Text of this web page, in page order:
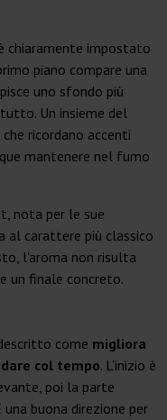
chiaramente impostato
piano compare una
uno sfondo più
Un insieme del
ricordano accenti
mantenere nel fumo
nota per le sue
al carattere più classico
l'aroma non risulta
un finale concreto.
come migliora
col tempo. L'inizio è
poi la parte
buona direzione per